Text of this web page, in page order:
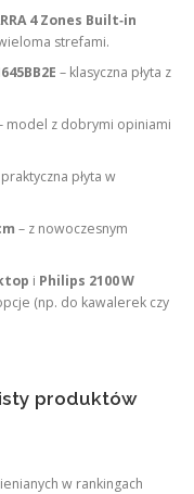
4 Zones Built‑in
strefami.
– klasyczna płyta z
model z dobrymi opiniami
płyta w
– z nowoczesnym
i Philips 2100 W
(np. do kawalerek czy
produktów
w rankingach